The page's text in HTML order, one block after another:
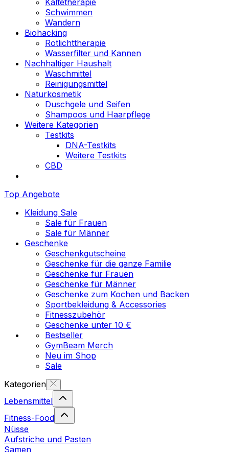
Schwimmen
Wandern
Biohacking
Rotlichttherapie
Wasserfilter und Kannen
Nachhaltiger Haushalt
Waschmittel
Reinigungsmittel
Naturkosmetik
Duschgele und Seifen
Shampoos und Haarpflege
Weitere Kategorien
Testkits
DNA-Testkits
Weitere Testkits
CBD
Top Angebote
Kleidung Sale
Sale für Frauen
Sale für Männer
Geschenke
Geschenkgutscheine
Geschenke für die ganze Familie
Geschenke für Frauen
Geschenke für Männer
Geschenke zum Kochen und Backen
Sportbekleidung & Accessories
Fitnesszubehör
Geschenke unter 10 €
Bestseller
GymBeam Merch
Neu im Shop
Sale
Kategorien
Lebensmittel
Fitness-Food
Nüsse
Aufstriche und Pasten
Samen